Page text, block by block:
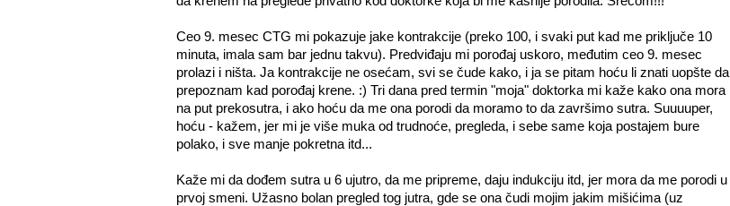
Ceo 9. mesec CTG mi pokazuje jake kontrakcije (preko 100, i svaki put kad me priključe 10
minuta, imala sam bar jednu takvu). Predviđaju mi porođaj uskoro, međutim ceo 9. mesec
prolazi i ništa. Ja kontrakcije ne osećam, svi se čude kako, i ja se pitam hoću li znati uopšte da
prepoznam kad porođaj krene. :) Tri dana pred termin "moja" doktorka mi kaže kako ona mora
na put prekosutra, i ako hoću da me ona porodi da moramo to da završimo sutra. Suuuuper,
hoću - kažem, jer mi je više muka od trudnoće, pregleda, i sebe same koja postajem bure
polako, i sve manje pokretna itd...
Kaže mi da dođem sutra u 6 ujutro, da me pripreme, daju indukciju itd, jer mora da me porodi u
prvoj smeni. Užasno bolan pregled tog jutra, gde se ona čudi mojim jakim mišićima (uz